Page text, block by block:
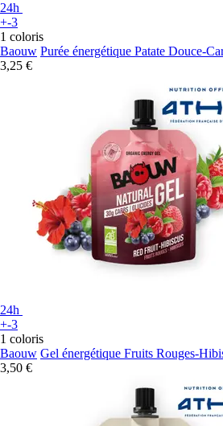
24h
+-3
1 coloris
Baouw Purée énergétique Patate Douce-
3,25 €
24h
+-3
1 coloris
Baouw Gel énergétique Fruits Rouges-
3,50 €